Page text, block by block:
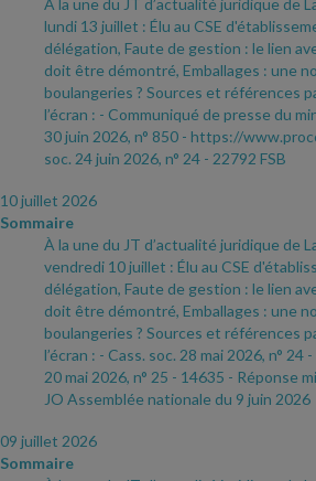
lundi 13 juillet : Élu au CSE
délégation, Faute de gestion : le lien
doit être démontré, Emballages : une
boulangeries ? Sources et références
l’écran : - Communiqué de presse du
30 juin 2026, n° 850 - https://
soc. 24 juin 2026, n° 24 - 22792 FSB
10 juillet 2026
Sommaire
À la une du JT d’actualité juridique de
vendredi 10 juillet : Élu au CSE
délégation, Faute de gestion : le lien
doit être démontré, Emballages : une
boulangeries ? Sources et références
l’écran : - Cass. soc. 28 mai 2026, n° 24
20 mai 2026, n° 25 - 14635 - Réponse
JO Assemblée nationale du 9 juin 2026
09 juillet 2026
Sommaire